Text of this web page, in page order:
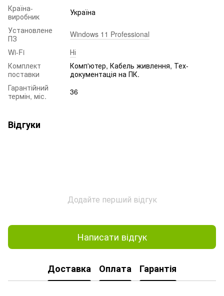
Країна-
виробник
Україна
Установлене
ПЗ
Windows 11 Professional
Wi-Fi
Ні
Комплект
поставки
Комп'ютер, Кабель живлення, Тех-
документація на ПК.
Гарантійний
термін, міс.
36
Відгуки
Додайте перший відгук
Написати відгук
Доставка Оплата Гарантія